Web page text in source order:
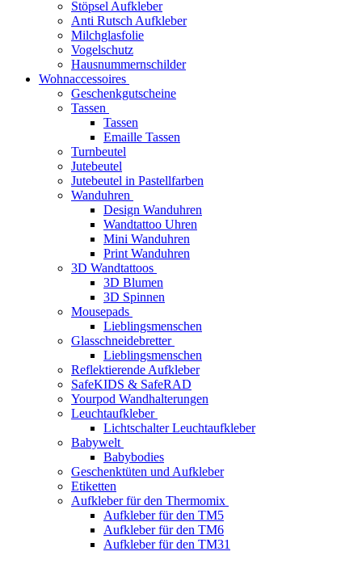
Stöpsel Aufkleber
Anti Rutsch Aufkleber
Milchglasfolie
Vogelschutz
Hausnummernschilder
Wohnaccessoires
Geschenkgutscheine
Tassen
Tassen
Emaille Tassen
Turnbeutel
Jutebeutel
Jutebeutel in Pastellfarben
Wanduhren
Design Wanduhren
Wandtattoo Uhren
Mini Wanduhren
Print Wanduhren
3D Wandtattoos
3D Blumen
3D Spinnen
Mousepads
Lieblingsmenschen
Glasschneidebretter
Lieblingsmenschen
Reflektierende Aufkleber
SafeKIDS & SafeRAD
Yourpod Wandhalterungen
Leuchtaufkleber
Lichtschalter Leuchtaufkleber
Babywelt
Babybodies
Geschenktüten und Aufkleber
Etiketten
Aufkleber für den Thermomix
Aufkleber für den TM5
Aufkleber für den TM6
Aufkleber für den TM31